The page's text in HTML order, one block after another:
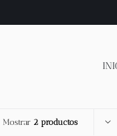
Mostrar 2 productos